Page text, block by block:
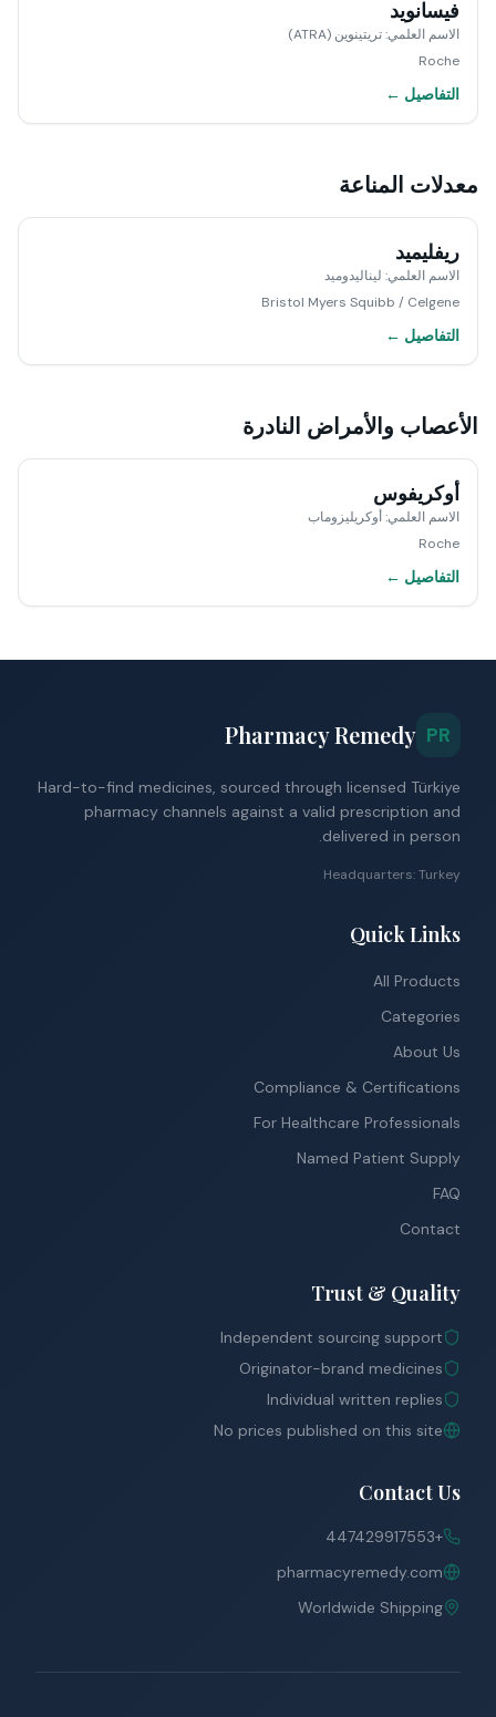
فيسانويد
الاسم العلمي:تريتينوين (ATRA)
Roche
التفاصيل ←
معدلات المناعة
ريفليميد
الاسم العلمي: ليناليدوميد
Bristol Myers Squibb / Celgene
التفاصيل ←
الأعصاب والأمراض النادرة
أوكريفوس
الاسم العلمي:أوكريليزوماب
Roche
التفاصيل ←
PR
Pharmacy Remedy
Hard-to-find medicines, sourced through licensed Türkiye
pharmacy channels against a valid prescription and
delivered in person.
Headquarters: Turkey
Quick Links
All Products
Categories
About Us
Compliance & Certifications
For Healthcare Professionals
Named Patient Supply
FAQ
Contact
Trust & Quality
Independent sourcing support
Originator-brand medicines
Individual written replies
No prices published on this site
Contact Us
+447429917553
pharmacyremedy.com
Worldwide Shipping